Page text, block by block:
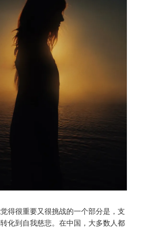
得很重要又很挑战的一个部分是，支
化到自我慈悲。在中国，大多数人都